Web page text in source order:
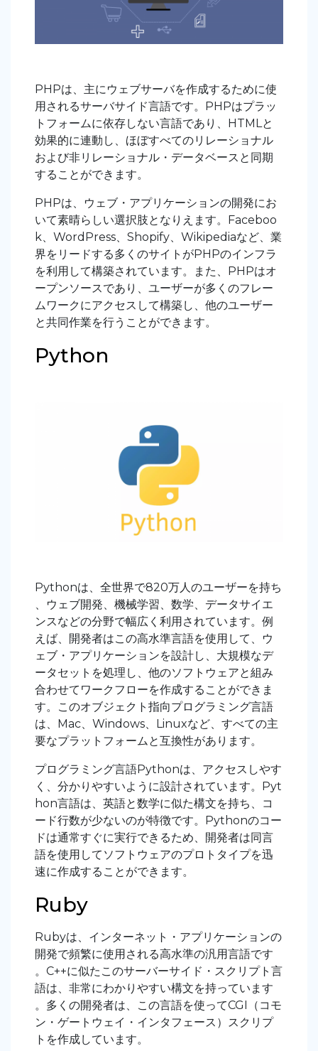
PHPは、主にウェブサーバを作成するために使
用されるサーバサイド言語です。PHPはプラッ
トフォームに依存しない言語であり、HTMLと
効果的に連動し、ほぼすべてのリレーショナル
および非リレーショナル・データベースと同期
することができます。
PHPは、ウェブ・アプリケーションの開発にお
いて素晴らしい選択肢となりえます。Faceboo
k、WordPress、Shopify、Wikipediaなど、業
界をリードする多くのサイトがPHPのインフラ
を利用して構築されています。また、PHPはオ
ープンソースであり、ユーザーが多くのフレー
ムワークにアクセスして構築し、他のユーザー
と共同作業を行うことができます。
Python
Pythonは、全世界で820万人のユーザーを持ち
、ウェブ開発、機械学習、数学、データサイエ
ンスなどの分野で幅広く利用されています。例
えば、開発者はこの高水準言語を使用して、ウ
ェブ・アプリケーションを設計し、大規模なデ
ータセットを処理し、他のソフトウェアと組み
合わせてワークフローを作成することができま
す。このオブジェクト指向プログラミング言語
は、Mac、Windows、Linuxなど、すべての主
要なプラットフォームと互換性があります。
プログラミング言語Pythonは、アクセスしやす
く、分かりやすいように設計されています。Pyt
hon言語は、英語と数学に似た構文を持ち、コ
ード行数が少ないのが特徴です。Pythonのコー
ドは通常すぐに実行できるため、開発者は同言
語を使用してソフトウェアのプロトタイプを迅
速に作成することができます。
Ruby
Rubyは、インターネット・アプリケーションの
開発で頻繁に使用される高水準の汎用言語です
。C++に似たこのサーバーサイド・スクリプト言
語は、非常にわかりやすい構文を持っています
。多くの開発者は、この言語を使ってCGI（コモ
ン・ゲートウェイ・インタフェース）スクリプ
トを作成しています。